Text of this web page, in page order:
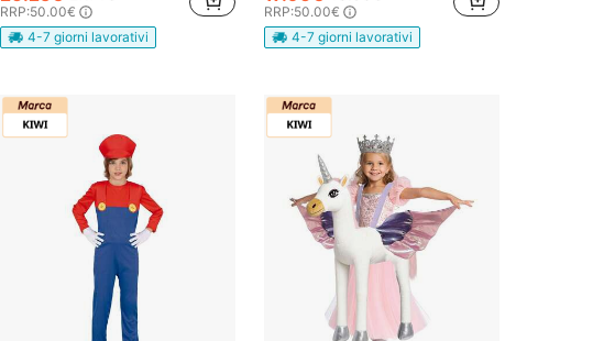
RRP:50.00€
4-7 giorni lavorativi
RRP:50.00€
4-7 giorni lavorativi